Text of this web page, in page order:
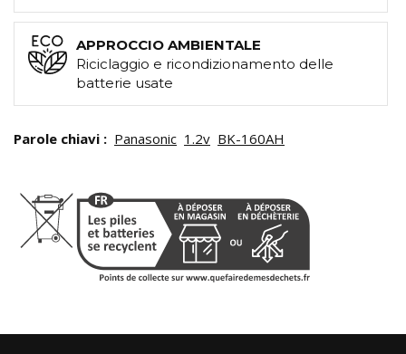
APPROCCIO AMBIENTALE
Riciclaggio e ricondizionamento delle
batterie usate
Parole chiavi : Panasonic 1.2v BK-160AH